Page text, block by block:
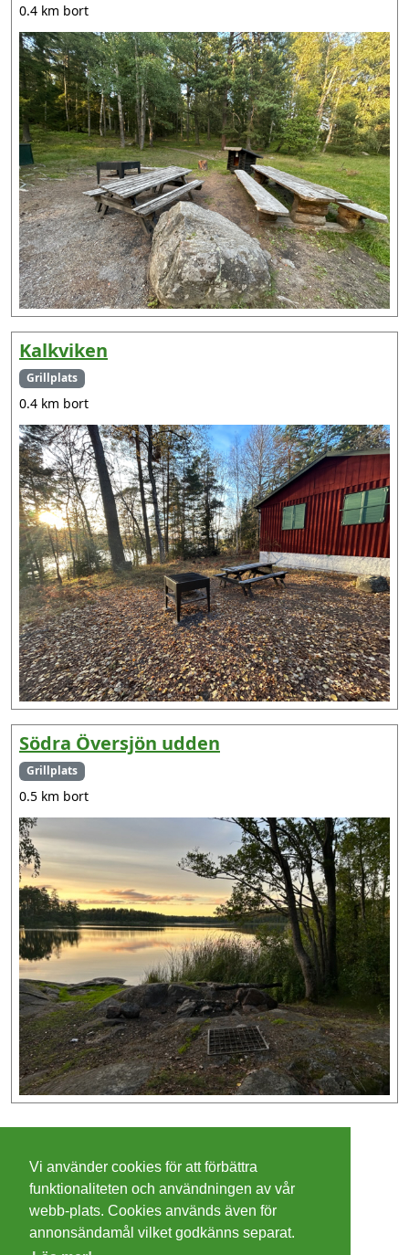
0.4 km bort
Kalkviken
Grillplats
0.4 km bort
Södra Översjön udden
Grillplats
0.5 km bort
Cookies
Integritetspolicy
Vi använder cookies för att förbättra
funktionaliteten och användningen av vår
webb-plats. Cookies används även för
annonsändamål vilket godkänns separat.